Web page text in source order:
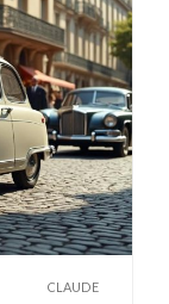
CLAUDE